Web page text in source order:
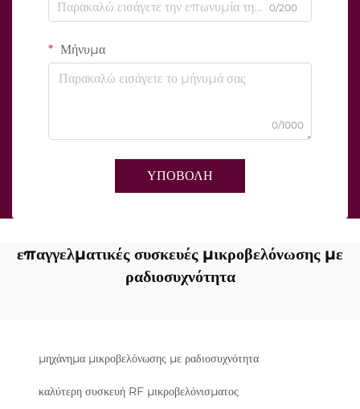
0/200
Μήνυμα
0/1000
ΥΠΟΒΟΛΗ
επαγγελματικές συσκευές μικροβελόνωσης με
ραδιοσυχνότητα
μηχάνημα μικροβελόνωσης με ραδιοσυχνότητα
καλύτερη συσκευή RF μικροβελόνισματος